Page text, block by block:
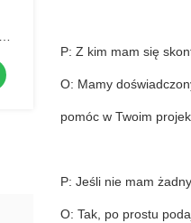
P: Z kim mam się
O: Mamy
pomóc w Twoim
P: Jeśli nie mam
O: Tak, po prostu